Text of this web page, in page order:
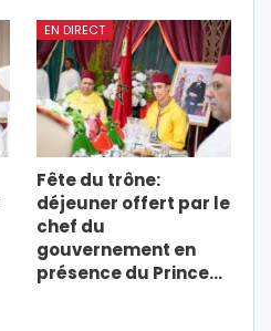
EN DIRECT
Fête du trône:
déjeuner offert par le
chef du
gouvernement en
présence du Prince…